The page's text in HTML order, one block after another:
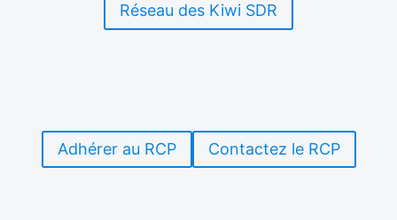
Réseau des Kiwi SDR
Adhérer au RCP Contactez le RCP